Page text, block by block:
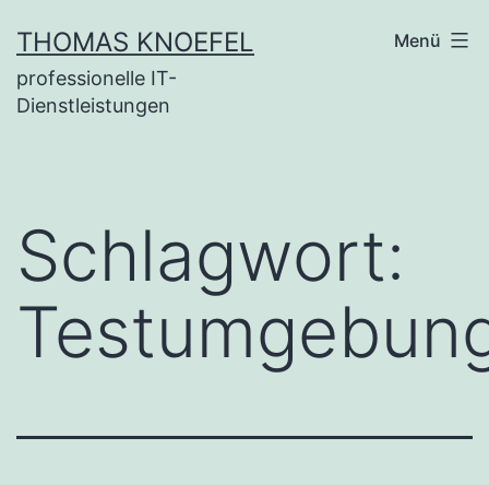
Inhalt
springen
THOMAS KNOEFEL
professionelle IT-
Dienstleistungen
Menü
Schlagwort: